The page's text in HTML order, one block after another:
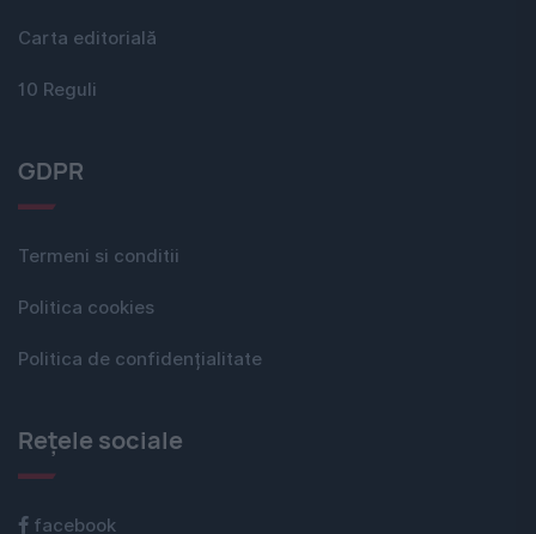
Carta editorială
10 Reguli
GDPR
Termeni si conditii
Politica cookies
Politica de confidențialitate
Rețele sociale
facebook